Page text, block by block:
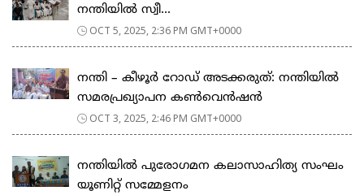
നന്തിയിൽ സ്വീ...
OCT 5, 2025, 2:36 PM GMT+0000
നന്തി – കീഴൂർ റോഡ് അടക്കരുത്: നന്തിയിൽ
സമരപ്രഖ്യാപന കൺവെൻഷൻ
OCT 3, 2025, 2:46 PM GMT+0000
നന്തിയിൽ പുരോഗമന കലാസാഹിത്യ സംഘം
യൂണിറ്റ് സമ്മേളനം